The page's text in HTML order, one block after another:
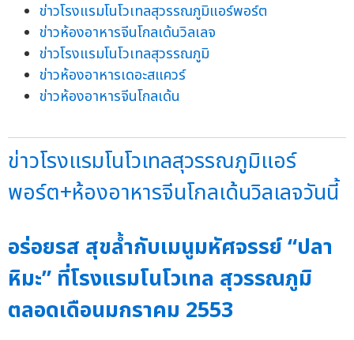
ข่าวโรงแรมโนโวเทลสุวรรณภูมิแอร์พอร์ต
ข่าวห้องอาหารจีนโกลเด้นวิลเลจ
ข่าวโรงแรมโนโวเทลสุวรรณภูมิ
ข่าวห้องอาหารเดอะสแควร์
ข่าวห้องอาหารจีนโกลเด้น
ข่าวโรงแรมโนโวเทลสุวรรณภูมิแอร์
พอร์ต+ห้องอาหารจีนโกลเด้นวิลเลจวันนี้
อร่อยรส สุขล้ำกับเมนูมหัศจรรย์ “ปลา
หิมะ” ที่โรงแรมโนโวเทล สุวรรณภูมิ
ตลอดเดือนมกราคม 2553